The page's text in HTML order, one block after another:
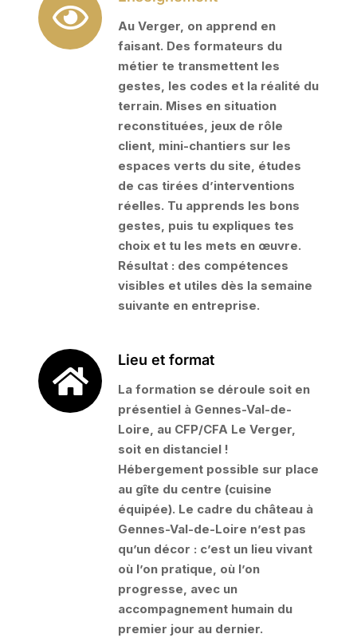
Au Verger, on apprend en
faisant. Des formateurs du
métier te transmettent les
gestes, les codes et la réalité du
terrain. Mises en situation
reconstituées, jeux de rôle
client, mini-chantiers sur les
espaces verts du site, études
de cas tirées d’interventions
réelles. Tu apprends les bons
gestes, puis tu expliques tes
choix et tu les mets en œuvre.
Résultat : des compétences
visibles et utiles dès la semaine
suivante en entreprise.
Lieu et format
La formation se déroule soit en
présentiel à Gennes-Val-de-
Loire, au CFP/CFA Le Verger,
soit en distanciel !
Hébergement possible sur place
au gîte du centre (cuisine
équipée). Le cadre du château à
Gennes-Val-de-Loire n’est pas
qu’un décor : c’est un lieu vivant
où l’on pratique, où l’on
progresse, avec un
accompagnement humain du
premier jour au dernier.